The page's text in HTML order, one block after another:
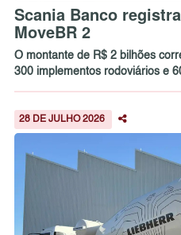
Scania Banco
MoveBR 2
O montante de R$ 2 bilhões
300 implementos rodoviários e
28 DE JULHO 2026